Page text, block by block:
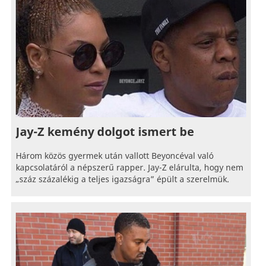
Jay-Z kemény dolgot ismert be
Három közös gyermek után vallott Beyoncéval való
kapcsolatáról a népszerű rapper. Jay-Z elárulta, hogy nem
„száz százalékig a teljes igazságra” épült a szerelmük.